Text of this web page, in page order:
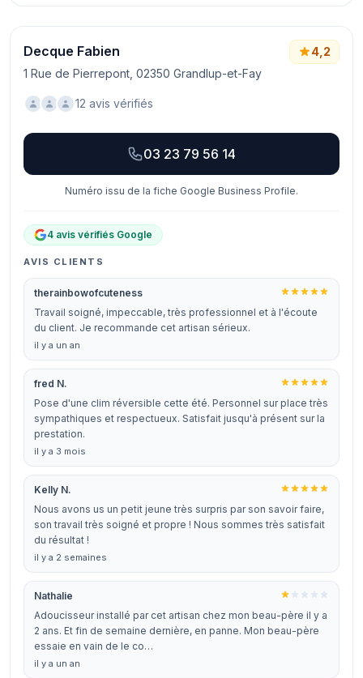
Decque Fabien
1 Rue de Pierrepont, 02350 Grandlup-et-Fay
4,2
12 avis vérifiés
03 23 79 56 14
Numéro issu de la fiche Google Business Profile.
4 avis vérifiés Google
AVIS CLIENTS
therainbowofcuteness
Travail soigné, impeccable, très professionnel et à l'écoute
du client. Je recommande cet artisan sérieux.
il y a un an
fred N.
Pose d'une clim réversible cette été. Personnel sur place très
sympathiques et respectueux. Satisfait jusqu'à présent sur la
prestation.
il y a 3 mois
Kelly N.
Nous avons us un petit jeune très surpris par son savoir faire,
son travail très soigné et propre ! Nous sommes très satisfait
du résultat !
il y a 2 semaines
Nathalie
Adoucisseur installé par cet artisan chez mon beau-père il y a
2 ans. Et fin de semaine dernière, en panne. Mon beau-père
essaie en vain de le co…
il y a un an